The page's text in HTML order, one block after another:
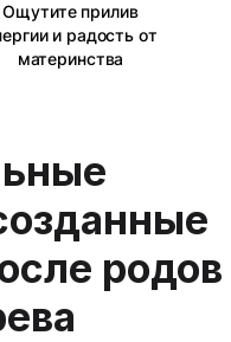
Ощутите прилив
и радость от
материнства
родов